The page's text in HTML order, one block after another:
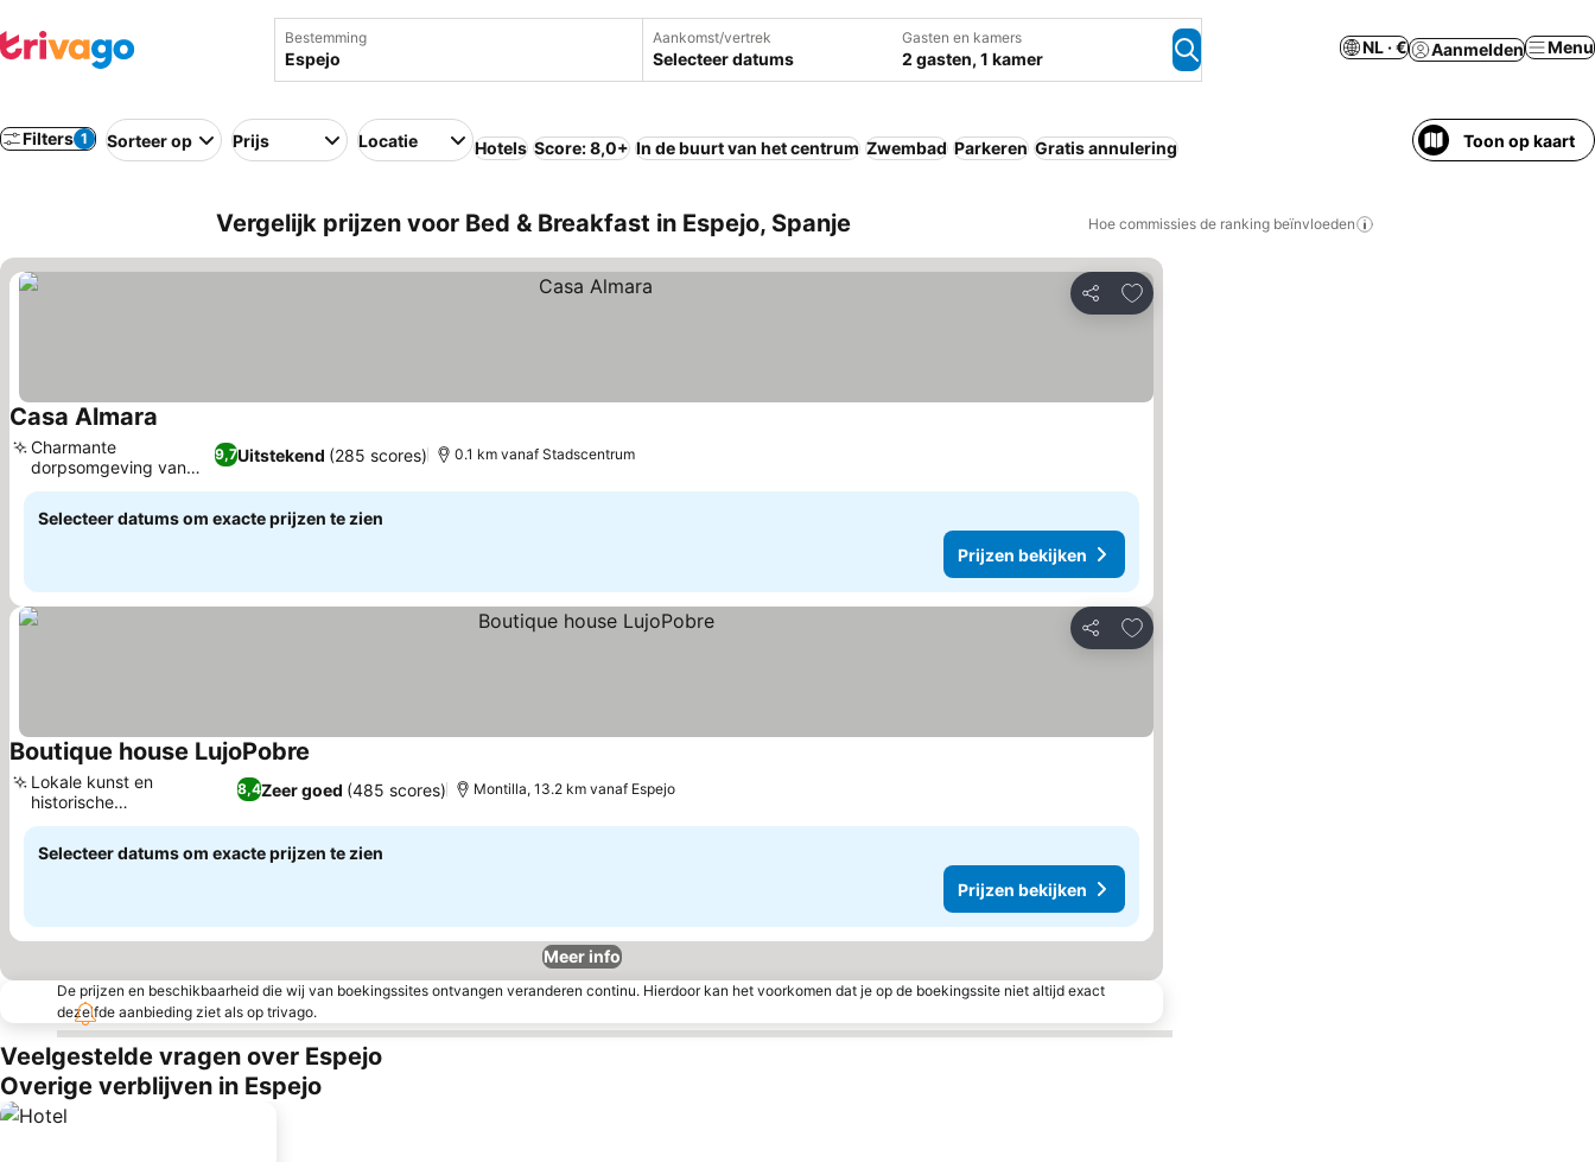
Bestemming Aankomst/vertrek
Selecteer datums
Gasten en kamers
2 gasten, 1 kamer
NL · € Aanmelden Menu
Filters 1 Sorteer op Prijs Locatie Hotels Score: 8,0+ In de buurt van het centrum Zwembad Parkeren Gratis annulering Toon op kaart
Vergelijk prijzen voor Bed & Breakfast in Espejo, Spanje Hoe commissies de ranking beïnvloeden
Delen
Toevoegen aan favorieten
Casa Almara
9,7Uitstekend (285 scores)
Charmante
dorpsomgeving van
Espejo
0.1 km vanaf Stadscentrum
Selecteer datums om exacte prijzen te zien
Prijzen bekijken
Delen
Toevoegen aan favorieten
Boutique house LujoPobre
8,4Zeer goed (485 scores)
Lokale kunst en
historische
tentoonstellingen
Montilla, 13.2 km vanaf Espejo
Selecteer datums om exacte prijzen te zien
Prijzen bekijken
Meer info
De prijzen en beschikbaarheid die wij van boekingssites ontvangen veranderen continu. Hierdoor kan het voorkomen dat je op de boekingssite niet altijd exact
dezelfde aanbieding ziet als op trivago.
Veelgestelde vragen over Espejo
Overige verblijven in Espejo